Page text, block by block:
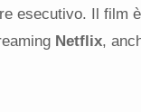
esecutivo. Il film
Netflix,